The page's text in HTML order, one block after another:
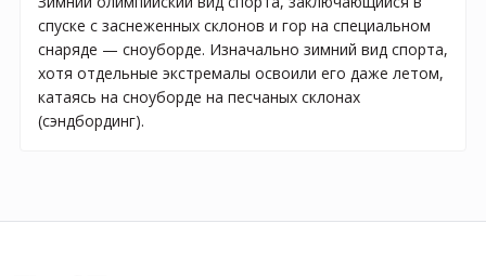
спуске с заснеженных склонов и гор на специальном
снаряде — сноуборде. Изначально зимний вид спорта,
хотя отдельные экстремалы освоили его даже летом,
катаясь на сноуборде на песчаных склонах
(сэндбординг).